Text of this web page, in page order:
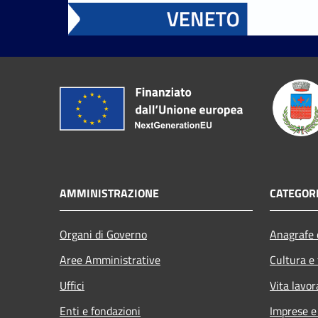
AMMINISTRAZIONE
Organi di Governo
Aree Amministrative
Uffici
Enti e fondazioni
Cultura
Vita
Imprese